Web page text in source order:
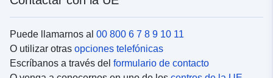
Puede llamarnos al 00 800 6 7 8 9 10 11
O utilizar otras opciones telefónicas
Escríbanos a través del formulario de contacto